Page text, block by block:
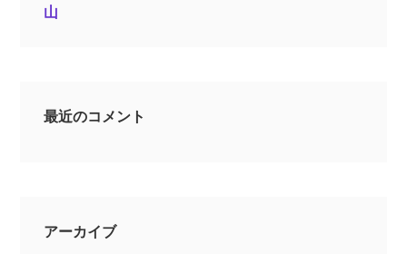
山
最近のコメント
アーカイブ